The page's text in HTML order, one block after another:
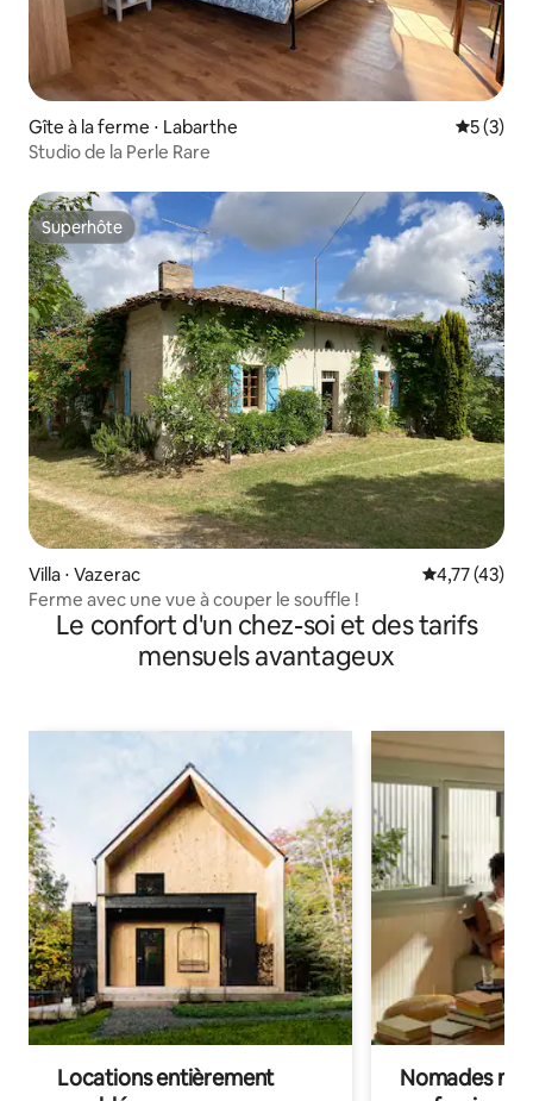
Gîte à la ferme ⋅ Labarthe
5 (3)
Studio de la Perle Rare
Superhôte
Superhôte
Villa ⋅ Vazerac Évaluation
4,77 (43)
Ferme avec une vue à couper le souffle !
Le confort d'un chez-soi et des tarifs
mensuels avantageux
Locations entièrement
Nomades